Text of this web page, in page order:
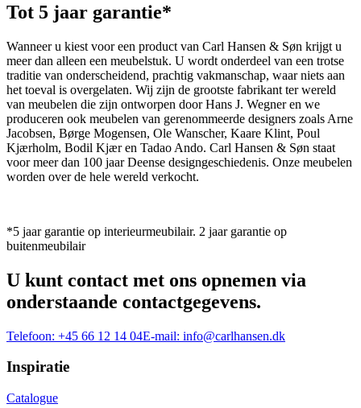
Tot 5 jaar garantie*
Wanneer u kiest voor een product van Carl Hansen & Søn krijgt u
meer dan alleen een meubelstuk. U wordt onderdeel van een trotse
traditie van onderscheidend, prachtig vakmanschap, waar niets aan
het toeval is overgelaten. Wij zijn de grootste fabrikant ter wereld
van meubelen die zijn ontworpen door Hans J. Wegner en we
produceren ook meubelen van gerenommeerde designers zoals Arne
Jacobsen, Børge Mogensen, Ole Wanscher, Kaare Klint, Poul
Kjærholm, Bodil Kjær en Tadao Ando. Carl Hansen & Søn staat
voor meer dan 100 jaar Deense designgeschiedenis. Onze meubelen
worden over de hele wereld verkocht.
*5 jaar garantie op interieurmeubilair. 2 jaar garantie op
buitenmeubilair
U kunt contact met ons opnemen via
onderstaande contactgegevens.
Telefoon: +45 66 12 14 04E-mail: info@carlhansen.dk
Inspiratie
Catalogue